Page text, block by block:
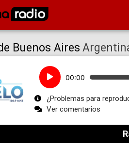
Buenos Aires
Reproductor
de
audio
00:00
¿Problemas para
Ver comentarios